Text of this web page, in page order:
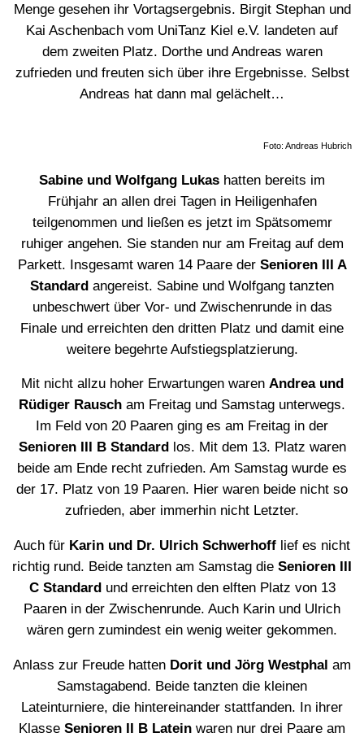
Menge gesehen ihr Vortagsergebnis. Birgit Stephan und
Kai Aschenbach vom UniTanz Kiel e.V. landeten auf
dem zweiten Platz. Dorthe und Andreas waren
zufrieden und freuten sich über ihre Ergebnisse. Selbst
Andreas hat dann mal gelächelt…
Foto: Andreas Hubrich
Sabine und Wolfgang Lukas hatten bereits im
Frühjahr an allen drei Tagen in Heiligenhafen
teilgenommen und ließen es jetzt im Spätsomemr
ruhiger angehen. Sie standen nur am Freitag auf dem
Parkett. Insgesamt waren 14 Paare der Senioren III A
Standard angereist. Sabine und Wolfgang tanzten
unbeschwert über Vor- und Zwischenrunde in das
Finale und erreichten den dritten Platz und damit eine
weitere begehrte Aufstiegsplatzierung.
Mit nicht allzu hoher Erwartungen waren Andrea und
Rüdiger Rausch am Freitag und Samstag unterwegs.
Im Feld von 20 Paaren ging es am Freitag in der
Senioren III B Standard
los. Mit dem 13. Platz waren
beide am Ende recht zufrieden. Am Samstag wurde es
der 17. Platz von 19 Paaren. Hier waren beide nicht so
zufrieden, aber immerhin nicht Letzter.
Auch für Karin und Dr. Ulrich Schwerhoff lief es nicht
richtig rund. Beide tanzten am Samstag die Senioren III
C Standardund erreichten den elften Platz von 13
Paaren in der Zwischenrunde. Auch Karin und Ulrich
wären gern zumindest ein wenig weiter gekommen.
Anlass zur Freude hatten Dorit und Jörg Westphal am
Samstagabend. Beide tanzten die kleinen
Lateinturniere, die hintereinander stattfanden. In ihrer
Klasse Senioren II B Latein waren nur drei Paare am